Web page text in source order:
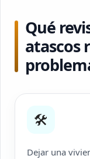
Qué
atascos
🛠
Dejar una